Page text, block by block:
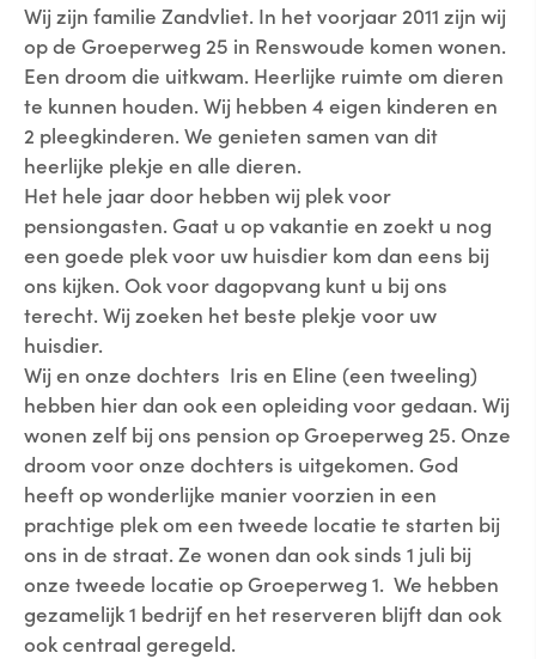
Wij zijn familie Zandvliet. In het voorjaar 2011 zijn wij
op de Groeperweg 25 in Renswoude komen wonen.
Een droom die uitkwam. Heerlijke ruimte om dieren
te kunnen houden. Wij hebben 4 eigen kinderen en
2 pleegkinderen. We genieten samen van dit
heerlijke plekje en alle dieren.
Het hele jaar door hebben wij plek voor
pensiongasten. Gaat u op vakantie en zoekt u nog
een goede plek voor uw huisdier kom dan eens bij
ons kijken. Ook voor dagopvang kunt u bij ons
terecht. Wij zoeken het beste plekje voor uw
huisdier.
Wij en onze dochters Iris en Eline (een tweeling)
hebben hier dan ook een opleiding voor gedaan. Wij
wonen zelf bij ons pension op Groeperweg 25. Onze
droom voor onze dochters is uitgekomen. God
heeft op wonderlijke manier voorzien in een
prachtige plek om een tweede locatie te starten bij
ons in de straat. Ze wonen dan ook sinds 1 juli bij
onze tweede locatie op Groeperweg 1. We hebben
gezamelijk 1 bedrijf en het reserveren blijft dan ook
ook centraal geregeld.